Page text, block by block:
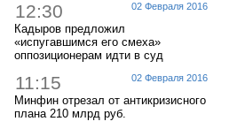
02 Февраля 2016
12:30
Кадыров предложил
«испугавшимся его смеха»
оппозиционерам идти в суд
02 Февраля 2016
11:15
Минфин отрезал от антикризисного
плана 210 млрд руб.